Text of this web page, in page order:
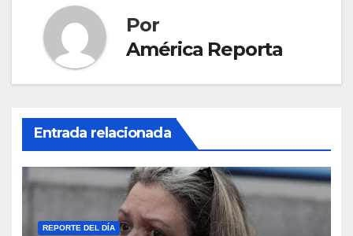
Por
América Reporta
Entrada relacionada
REPORTE DEL DÍA